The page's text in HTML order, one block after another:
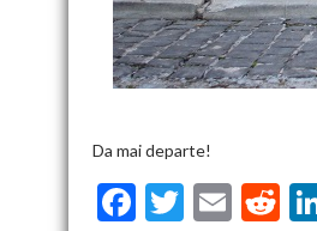
Da mai departe!
F
T
E
R